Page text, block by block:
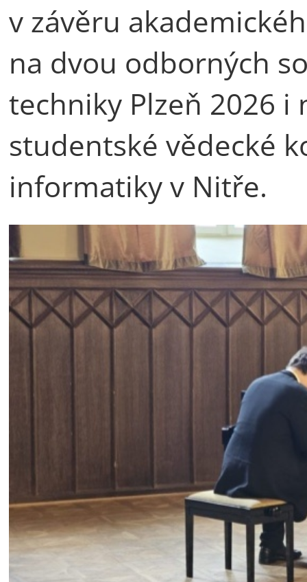
v závěru
na dvou odborných
techniky Plzeň 2026 i
studentské vědecké
informatiky v Nitře.